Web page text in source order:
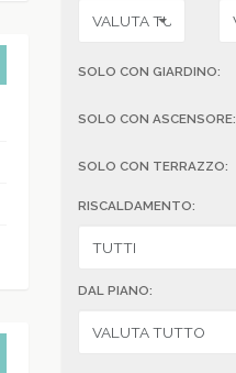
SOLO CON GIARDINO:
SI
SOLO CON ASCENSORE:
SI
SOLO CON TERRAZZO:
SI
RISCALDAMENTO:
DAL PIANO: